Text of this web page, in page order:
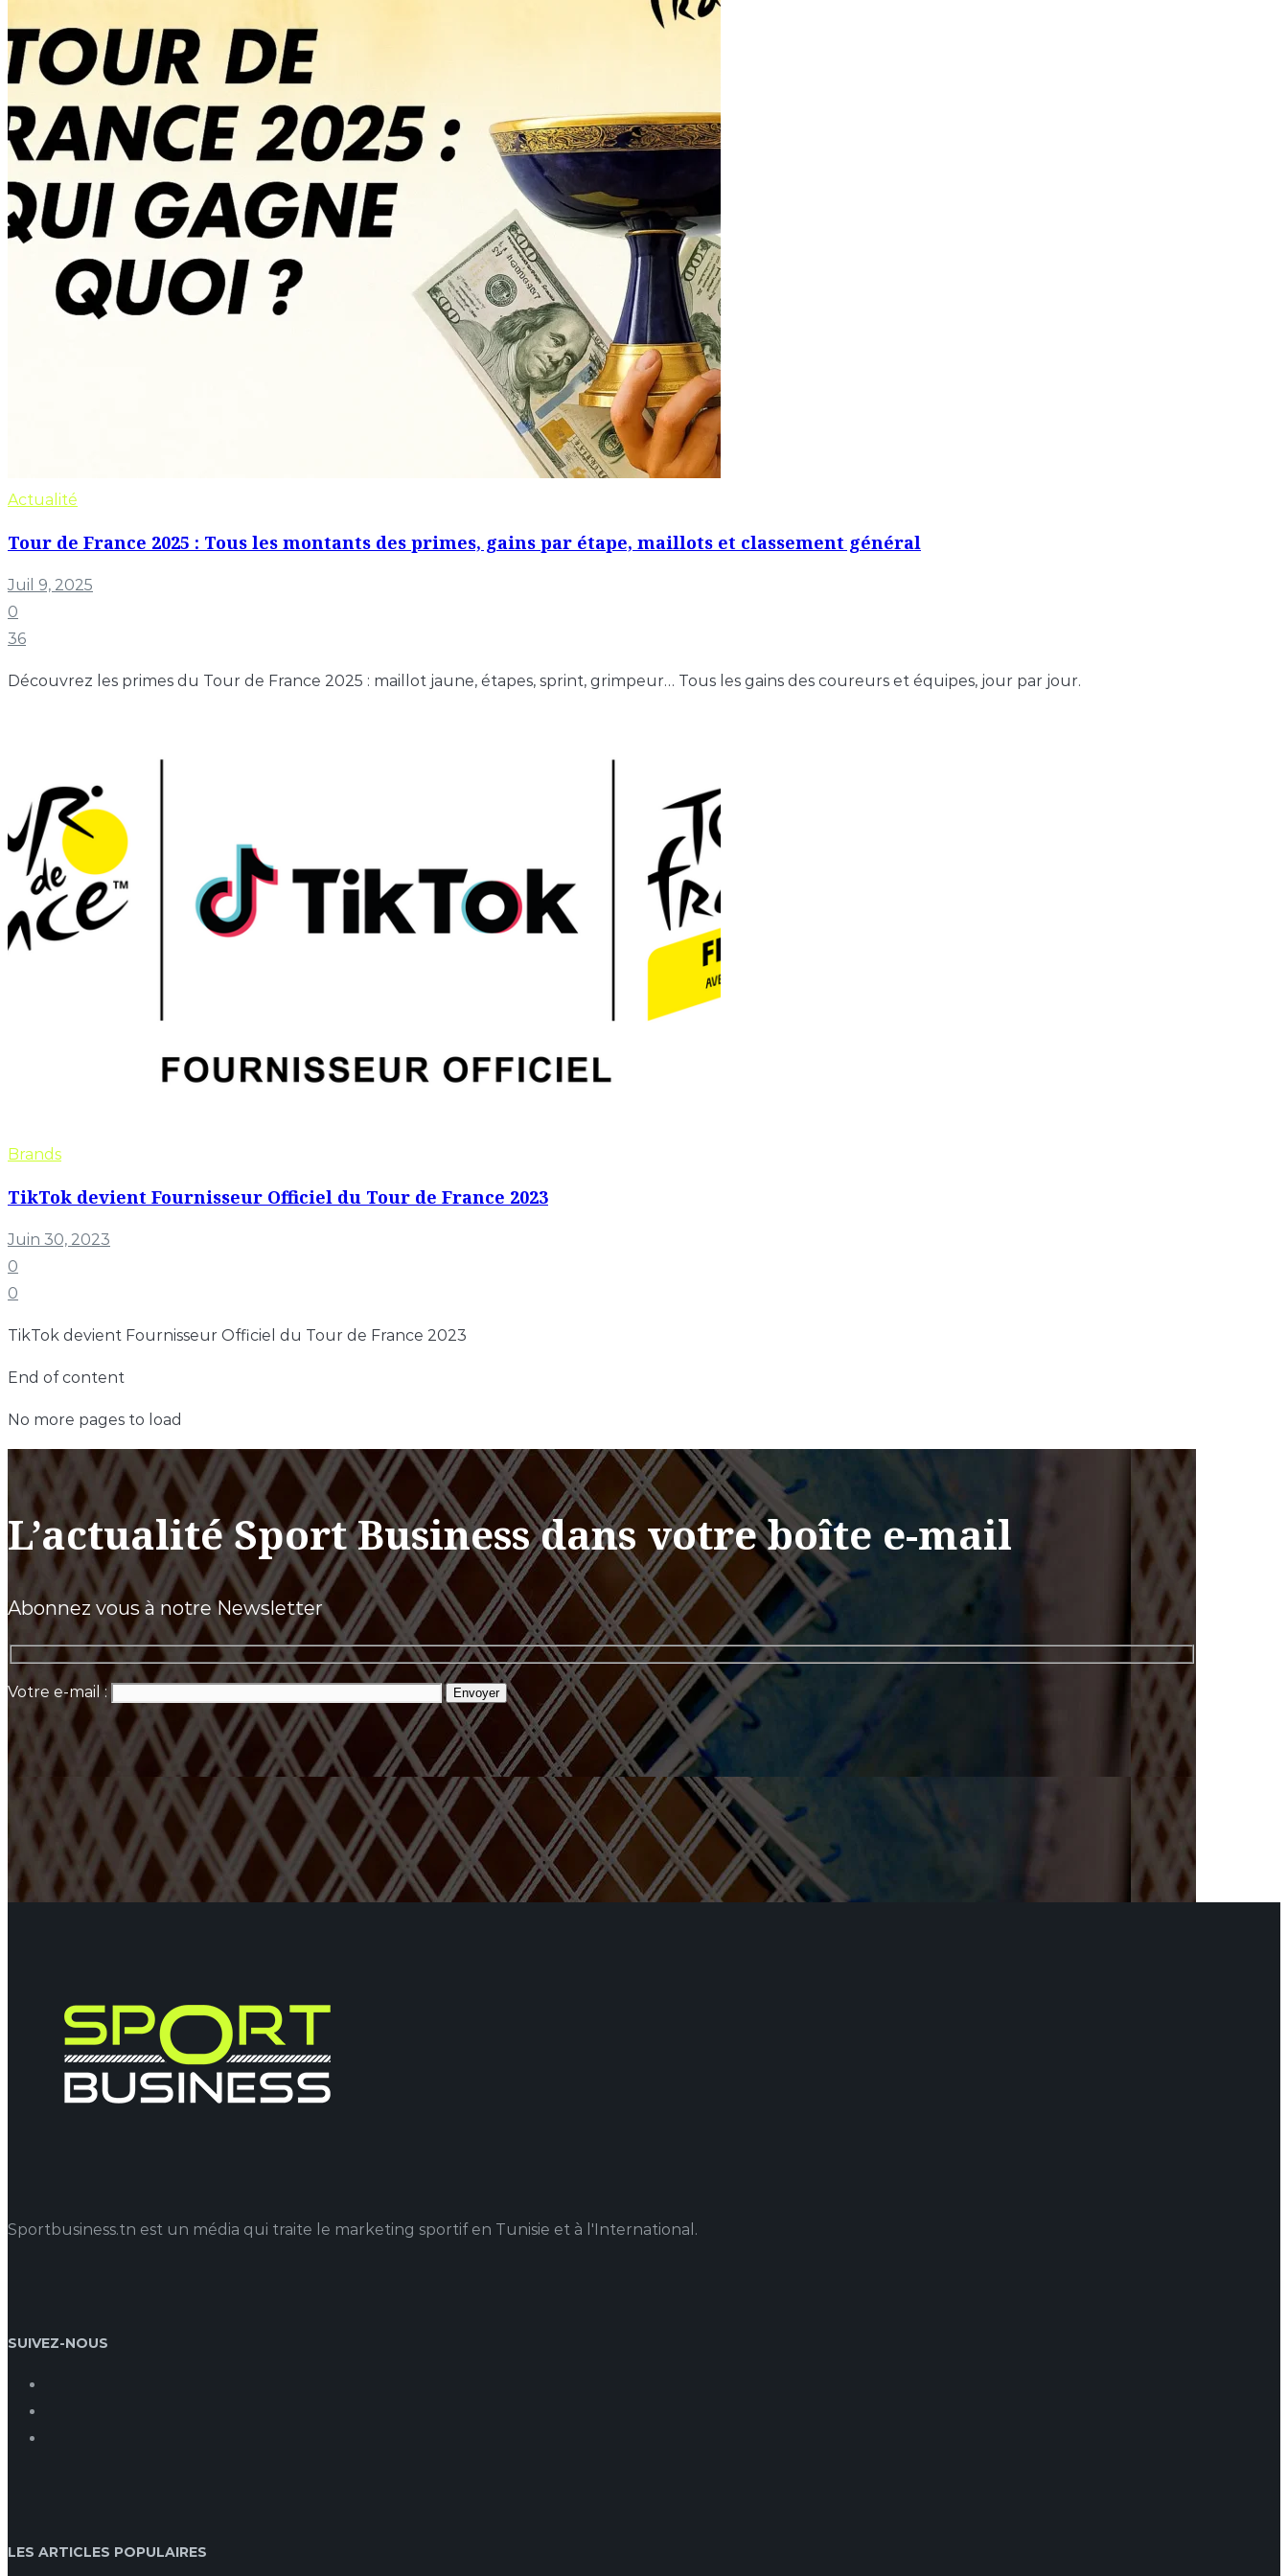
Actualité
Tour de France 2025 : Tous les montants des primes, gains par étape, maillots et classement général
Juil 9, 2025
0
36
Découvrez les primes du Tour de France 2025 : maillot jaune, étapes, sprint, grimpeur… Tous les gains des coureurs et équipes, jour par jour.
Brands
TikTok devient Fournisseur Officiel du Tour de France 2023
Juin 30, 2023
0
0
TikTok devient Fournisseur Officiel du Tour de France 2023
End of content
No more pages to load
L’actualité Sport Business dans votre boîte e-mail
Abonnez vous à notre Newsletter
Votre e-mail :
Sportbusiness.tn est un média qui traite le marketing sportif en Tunisie et à l'International.
SUIVEZ-NOUS
LES ARTICLES POPULAIRES